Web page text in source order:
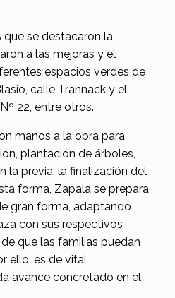
que se destacaron la
a las mejoras y el
espacios verdes de
calle Trannack y el
22, entre otros.
manos a la obra para
plantación de árboles,
la previa, la finalización del
forma, Zapala se prepara
gran forma, adaptando
con sus respectivos
que las familias puedan
ello, es de vital
avance concretado en el